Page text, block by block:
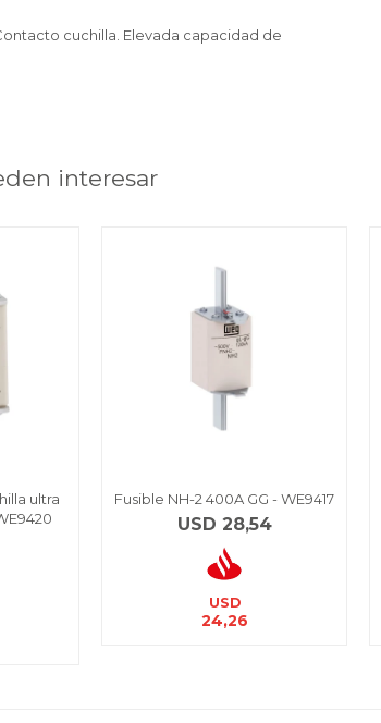
cuchilla. Elevada capacidad de
interesar
ultra
Fusible NH-2 400A GG - WE9417
USD 28,54
USD
24,26